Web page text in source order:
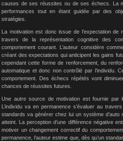
causes de ses réussites ou de ses échecs. La
performances tout en étant guidée par des
stratégies.
La motivation est donc issue de l’expectation de
travers de la représentation cognitive des
comportement courant. L’auteur considère
créant des expectations qui anticipent les gains
cependant cette forme de renforcement, du
automatique et donc non contrôlé par l’individu.
comportement. Des échecs répétés vont
chances de réussites futures.
Une autre source de motivation est fournie par
L’individu va en permanence s’évaluer au
standards va générer chez lui un système
atteint. La perception d’une différence négative
motiver un changement correctif du
permanence, l’auteur estime que, dès qu’un